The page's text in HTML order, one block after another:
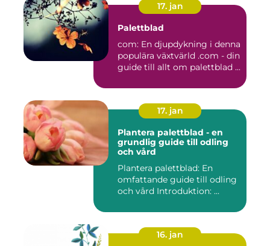
17. jan
Palettblad
com: En djupdykning i denna
populära växtvärld .com - din
guide till allt om palettblad ...
17. jan
Plantera palettblad - en
grundlig guide till odling
och vård
Plantera palettblad: En
omfattande guide till odling
och vård Introduktion: ...
16. jan